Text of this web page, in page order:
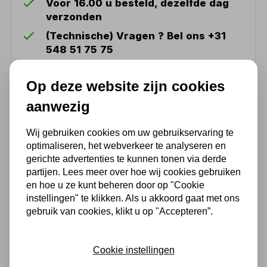
Voor 16.00 u besteld, dezelfde dag
verzonden
(Technische) Vragen ? Bel ons +31
548 51 75 75
Twents familiebedrijf sinds 1992 !
Ook handig
Rateltakel 3 ton met arm
211,75
175,00 excl. BTW
Op deze website zijn cookies
aanwezig
Wij gebruiken cookies om uw gebruikservaring te
optimaliseren, het webverkeer te analyseren en
gerichte advertenties te kunnen tonen via derde
partijen. Lees meer over hoe wij cookies gebruiken
en hoe u ze kunt beheren door op "Cookie
instellingen" te klikken. Als u akkoord gaat met ons
gebruik van cookies, klikt u op "Accepteren”.
Cookie instellingen